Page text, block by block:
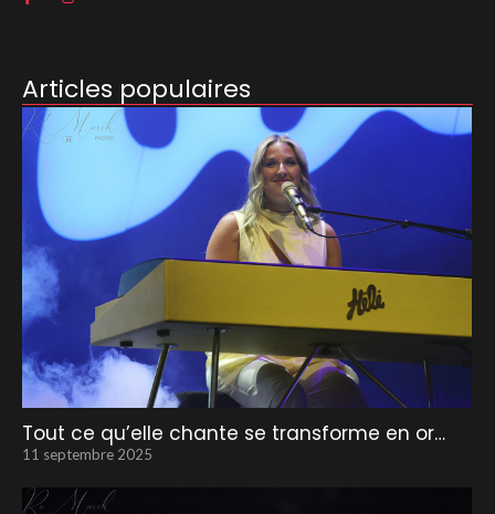
Articles populaires
Tout ce qu’elle chante se transforme en or…
11 septembre 2025